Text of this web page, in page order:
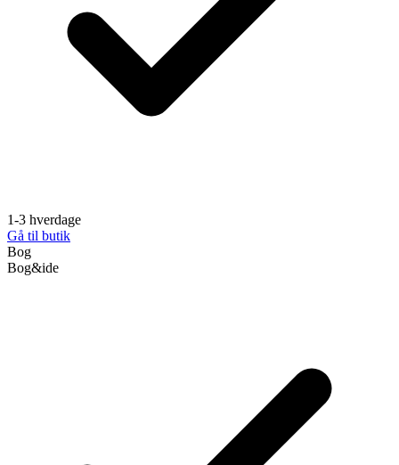
1-3 hverdage
Gå til butik
Bog
Bog&ide